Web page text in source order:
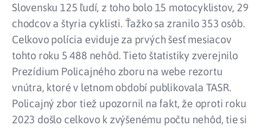
Slovensku 125 ľudí, z toho bolo 15 motocyklistov, 29
chodcov a štyria cyklisti. Ťažko sa zranilo 353 osôb.
Celkovo polícia eviduje za prvých šesť mesiacov
tohto roku 5 488 nehôd. Tieto štatistiky zverejnilo
Prezídium Policajného zboru na webe rezortu
vnútra, ktoré v letnom období publikovala TASR.
Policajný zbor tiež upozornil na fakt, že oproti roku
2023 došlo celkovo k zvýšenému počtu nehôd, tie si